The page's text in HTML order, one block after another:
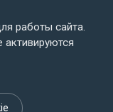
by
работы сайта.
активируются